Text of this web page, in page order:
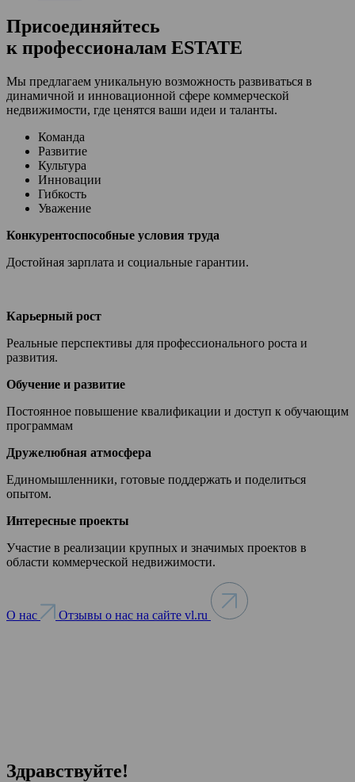
Присоединяйтесь
к профессионалам ESTATE
Мы предлагаем уникальную возможность развиваться в
динамичной и инновационной сфере коммерческой
недвижимости, где ценятся ваши идеи и таланты.
Команда
Развитие
Культура
Инновации
Гибкость
Уважение
Конкурентоспособные условия труда
Достойная зарплата и социальные гарантии.
Карьерный рост
Реальные перспективы для профессионального роста и
развития.
Обучение и развитие
Постоянное повышение квалификации и доступ к обучающим
программам
Дружелюбная атмосфера
Единомышленники, готовые поддержать и поделиться
опытом.
Интересные проекты
Участие в реализации крупных и значимых проектов в
области коммерческой недвижимости.
О нас Отзывы о нас на сайте vl.ru
Здравствуйте!